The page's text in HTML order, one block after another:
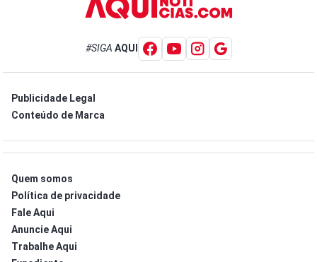
#SIGA AQUI
Publicidade Legal
Conteúdo de Marca
Quem somos
Política de privacidade
Fale Aqui
Anuncie Aqui
Trabalhe Aqui